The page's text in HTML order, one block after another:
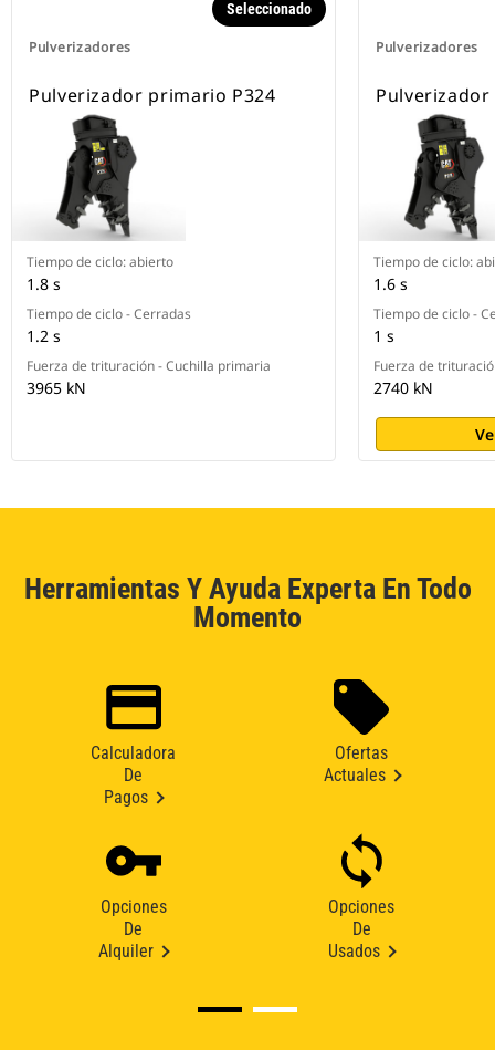
Pulverizadores
Seleccionado
Pulverizador primario P324
Tiempo de ciclo: abierto
1.8 s
Tiempo de ciclo - Cerradas
1.2 s
Fuerza de trituración - Cuchilla primaria
3965 kN
Pulverizadores
Tiempo de ciclo:
1.6 s
Tiempo de ciclo -
1 s
Fuerza de
2740 kN
Herramientas Y Ayuda Experta En Todo
Momento
Calculadora
De
Pagos
Ofertas
Actuales
Opciones
De
Alquiler
Opciones
De
Usados